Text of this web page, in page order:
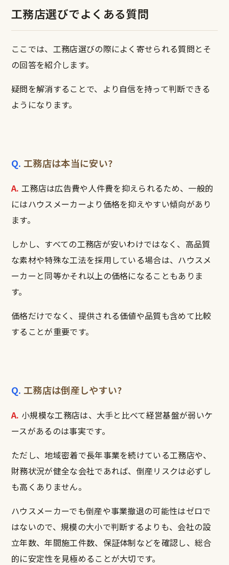
工務店選びでよくある質問
ここでは、工務店選びの際によく寄せられる質問とそ
の回答を紹介します。
疑問を解消することで、より自信を持って判断できる
ようになります。
Q. 工務店は本当に安い?
A. 工務店は広告費や人件費を抑えられるため、一般的
にはハウスメーカーより価格を抑えやすい傾向があり
ます。
しかし、すべての工務店が安いわけではなく、高品質
な素材や特殊な工法を採用している場合は、ハウスメ
ーカーと同等かそれ以上の価格になることもありま
す。
価格だけでなく、提供される価値や品質も含めて比較
することが重要です。
Q. 工務店は倒産しやすい?
A. 小規模な工務店は、大手と比べて経営基盤が弱いケ
ースがあるのは事実です。
ただし、地域密着で長年事業を続けている工務店や、
財務状況が健全な会社であれば、倒産リスクは必ずし
も高くありません。
ハウスメーカーでも倒産や事業撤退の可能性はゼロで
はないので、規模の大小で判断するよりも、会社の設
立年数、年間施工件数、保証体制などを確認し、総合
的に安定性を見極めることが大切です。